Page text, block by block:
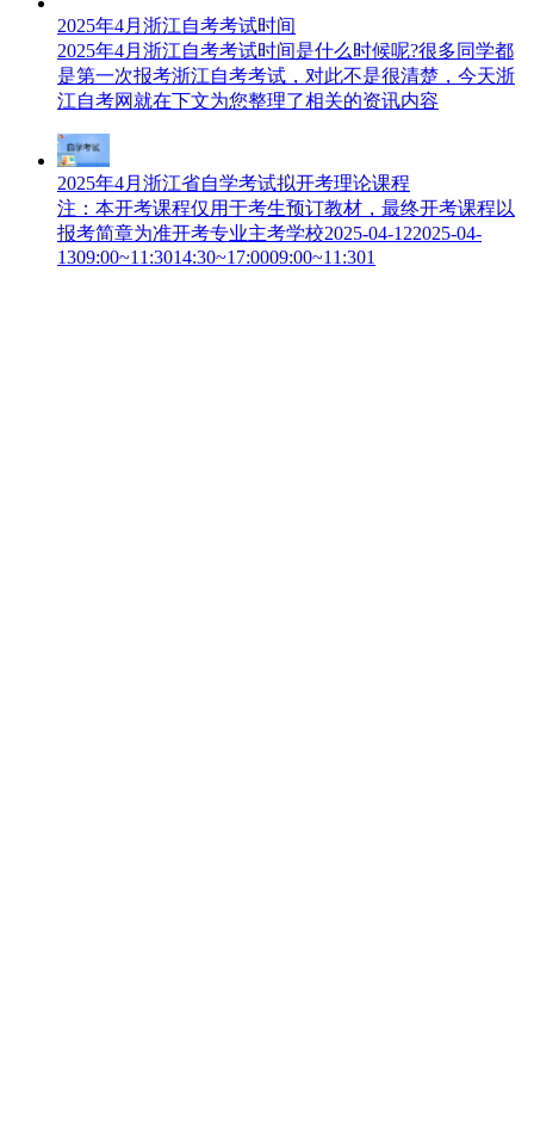
2025年4月浙江自考考试时间
2025年4月浙江自考考试时间是什么时候呢?很多同学都
是第一次报考浙江自考考试，对此不是很清楚，今天浙
江自考网就在下文为您整理了相关的资讯内容
2025年4月浙江省自学考试拟开考理论课程
注：本开考课程仅用于考生预订教材，最终开考课程以
报考简章为准开考专业主考学校2025-04-122025-04-
1309:00~11:3014:30~17:0009:00~11:301